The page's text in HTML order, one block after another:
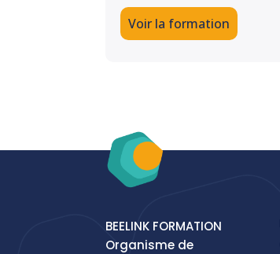
Voir la formation
BEELINK FORMATION
Organisme de